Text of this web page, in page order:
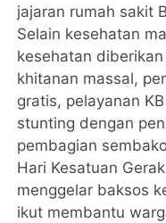
jajaran rumah sakit
Selain kesehatan
kesehatan
khitanan massal,
gratis, pelayanan
stunting dengan
pembagian
Hari Kesatuan
menggelar baksos
ikut membantu